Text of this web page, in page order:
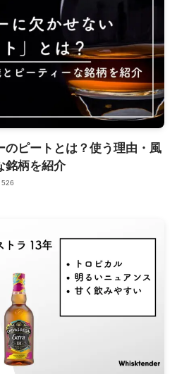
のピートとは？使う理由・風
銘柄を紹介
526